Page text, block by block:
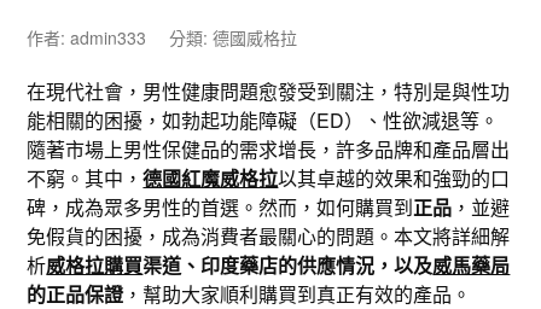
作者:admin333 分類: 德國威格拉
在現代社會，男性健康問題愈發受到關注，特別是與性功
能相關的困擾，如勃起功能障礙（ED）、性欲減退等。
隨著市場上男性保健品的需求增長，許多品牌和產品層出
不窮。其中，德國紅魔威格拉以其卓越的效果和強勁的口
碑，成為眾多男性的首選。然而，如何購買到正品 ，並避
免假貨的困擾，成為消費者最關心的問題。本文將詳細解
析威格拉購買渠道、印度藥店的供應情況，以及威馬藥局
的正品保證 ，幫助大家順利購買到真正有效的產品。